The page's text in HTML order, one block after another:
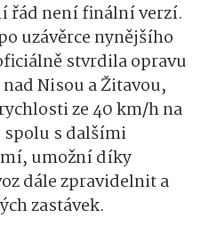
řád není finální verzí.
uzávěrce nynějšího
stvrdila opravu
Nisou a Žitavou,
ze 40 km/h na
spolu s dalšími
umožní díky
dále zpravidelnit a
zastávek.